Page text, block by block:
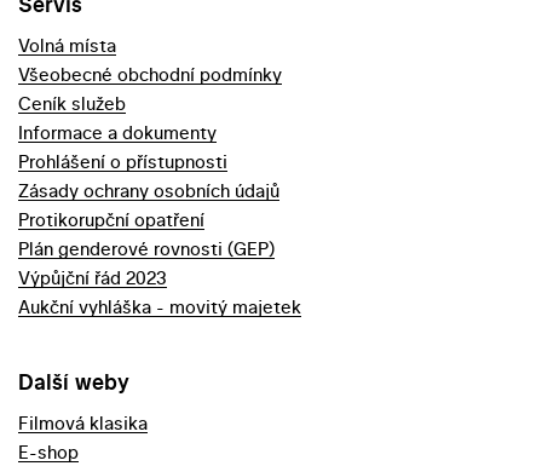
Volná místa
Všeobecné obchodní podmínky
Ceník služeb
Informace a dokumenty
Prohlášení o přístupnosti
Zásady ochrany osobních údajů
Protikorupční opatření
Plán genderové rovnosti (GEP)
Výpůjční řád 2023
Aukční vyhláška - movitý majetek
Další weby
Filmová klasika
E-shop